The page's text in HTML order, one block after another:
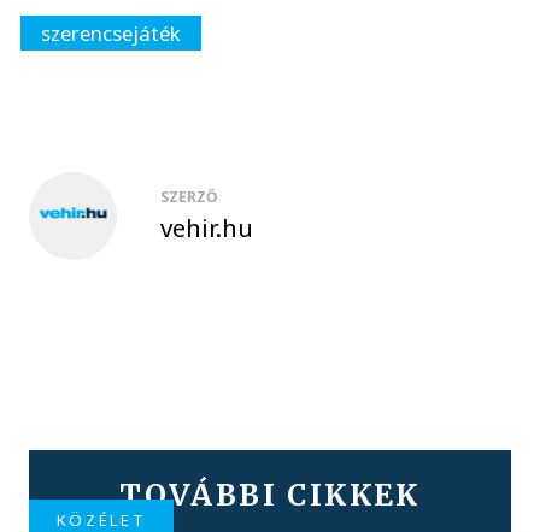
szerencsejáték
SZERZŐ
vehir.hu
TOVÁBBI CIKKEK
KÖZÉLET